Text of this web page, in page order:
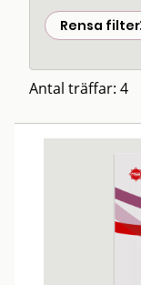
Rensa filter
Antal träffar: 4